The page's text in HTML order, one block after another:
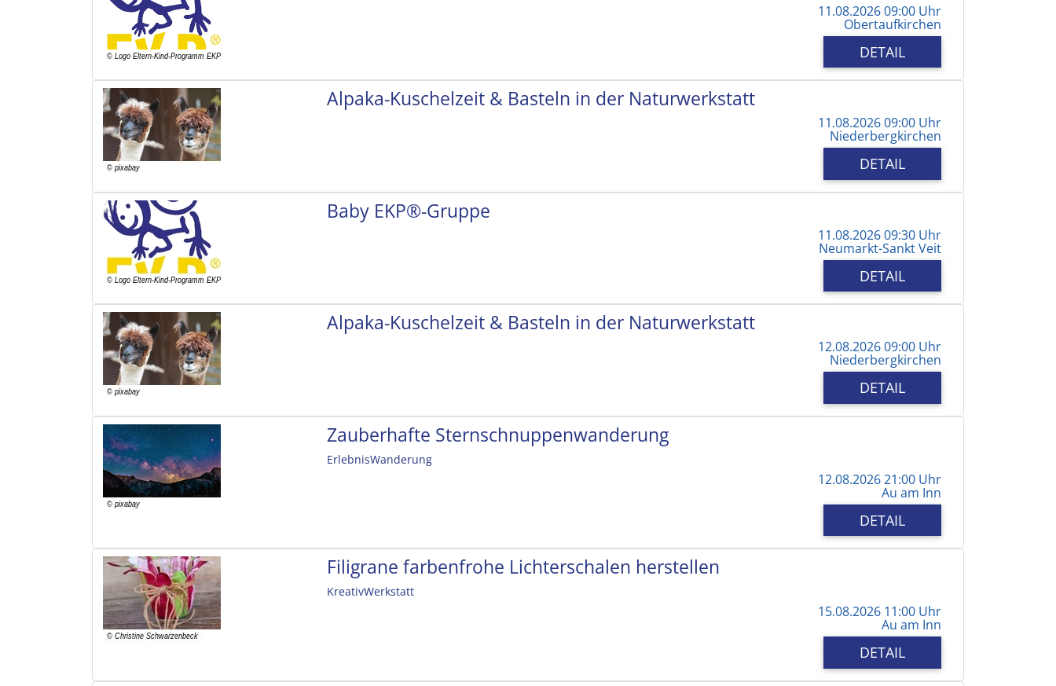
11.08.2026 09:00 Uhr
Obertaufkirchen
DETAIL
Alpaka-Kuschelzeit & Basteln in der Naturwerkstatt
11.08.2026 09:00 Uhr
Niederbergkirchen
DETAIL
Baby EKP®-Gruppe
11.08.2026 09:30 Uhr
Neumarkt-Sankt Veit
DETAIL
Alpaka-Kuschelzeit & Basteln in der Naturwerkstatt
12.08.2026 09:00 Uhr
Niederbergkirchen
DETAIL
Zauberhafte Sternschnuppenwanderung
ErlebnisWanderung
12.08.2026 21:00 Uhr
Au am Inn
DETAIL
Filigrane farbenfrohe Lichterschalen herstellen
KreativWerkstatt
15.08.2026 11:00 Uhr
Au am Inn
DETAIL